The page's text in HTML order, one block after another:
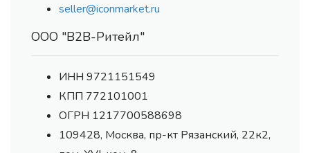
seller@iconmarket.ru
ООО "В2В-Ритейл"
ИНН 9721151549
КПП 772101001
ОГРН 1217700588698
109428, Москва, пр-кт Рязанский, 22к2,